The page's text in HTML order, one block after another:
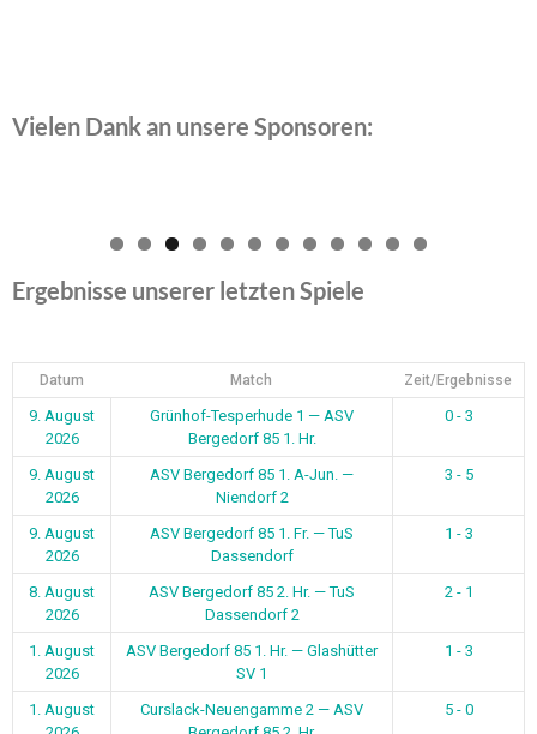
Vielen Dank an unsere Sponsoren:
0 1 2
Ergebnisse unserer letzten Spiele
Datum Match Zeit/Ergebnisse
9. August
2026
Grünhof-Tesperhude 1 — ASV
Bergedorf 85 1. Hr.
0 - 3
9. August
2026
ASV Bergedorf 85 1. A-Jun. —
Niendorf 2
3 - 5
9. August
2026
ASV Bergedorf 85 1. Fr. — TuS
Dassendorf
1 - 3
8. August
2026
ASV Bergedorf 85 2. Hr. — TuS
Dassendorf 2
2 - 1
1. August
2026
ASV Bergedorf 85 1. Hr. — Glashütter
SV 1
1 - 3
1. August
Curslack-Neuengamme 2 — ASV
5 - 0